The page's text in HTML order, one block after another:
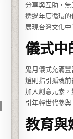
分享與互助，
透過年度循環
展現台灣文化中
儀式中
鬼月儀式充滿
燈則指引孤魂
加入創意元素
引年輕世代參與
教育與